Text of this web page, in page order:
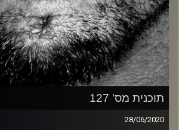
תוכנית מס' 127
28/06/2020